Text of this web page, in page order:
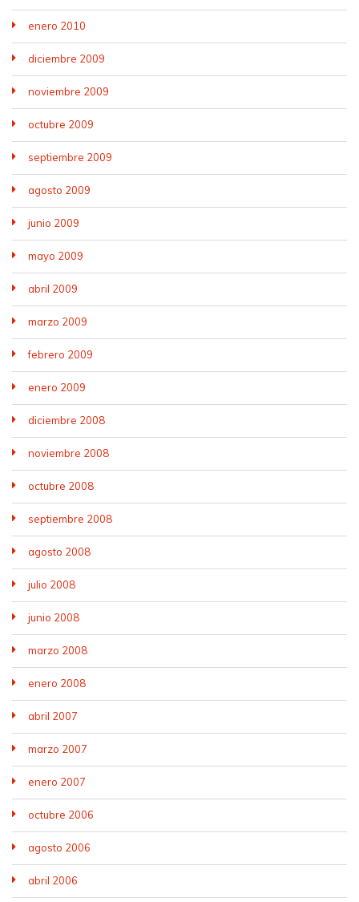
enero 2010
diciembre 2009
noviembre 2009
octubre 2009
septiembre 2009
agosto 2009
junio 2009
mayo 2009
abril 2009
marzo 2009
febrero 2009
enero 2009
diciembre 2008
noviembre 2008
octubre 2008
septiembre 2008
agosto 2008
julio 2008
junio 2008
marzo 2008
enero 2008
abril 2007
marzo 2007
enero 2007
octubre 2006
agosto 2006
abril 2006